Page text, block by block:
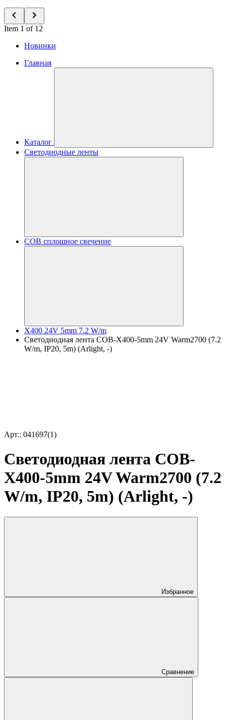
Item 1 of 12
Новинки
Главная
Каталог
Светодиодные ленты
COB сплошное свечение
X400 24V 5mm 7.2 W/m
Светодиодная лента COB-X400-5mm 24V Warm2700 (7.2
W/m, IP20, 5m) (Arlight, -)
Арт.: 041697(1)
Светодиодная лента COB-
X400-5mm 24V Warm2700 (7.2
W/m, IP20, 5m) (Arlight, -)
Избранное
Сравнение